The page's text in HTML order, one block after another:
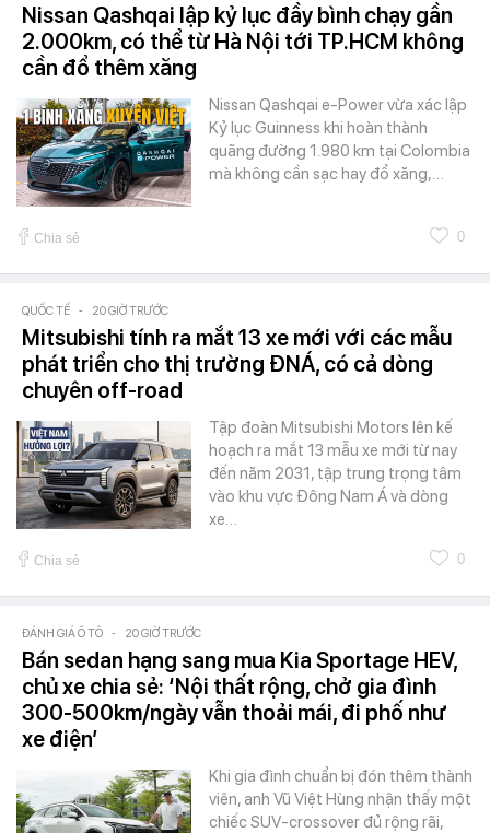
Nissan Qashqai lập kỷ lục đầy bình chạy gần
2.000km, có thể từ Hà Nội tới TP.HCM không
cần đổ thêm xăng
Nissan Qashqai e-Power vừa xác lập
Kỷ lục Guinness khi hoàn thành
quãng đường 1.980 km tại Colombia
mà không cần sạc hay đổ xăng,…
Chia sẻ 0
QUỐC TẾ - 20 GIỜ TRƯỚC
Mitsubishi tính ra mắt 13 xe mới với các mẫu
phát triển cho thị trường ĐNÁ, có cả dòng
chuyên off-road
Tập đoàn Mitsubishi Motors lên kế
hoạch ra mắt 13 mẫu xe mới từ nay
đến năm 2031, tập trung trọng tâm
vào khu vực Đông Nam Á và dòng
xe…
Chia sẻ 0
ĐÁNH GIÁ Ô TÔ - 20 GIỜ TRƯỚC
Bán sedan hạng sang mua Kia Sportage HEV,
chủ xe chia sẻ: ‘Nội thất rộng, chở gia đình
300-500km/ngày vẫn thoải mái, đi phố như
xe điện’
Khi gia đình chuẩn bị đón thêm thành
viên, anh Vũ Việt Hùng nhận thấy một
chiếc SUV-crossover đủ rộng rãi,